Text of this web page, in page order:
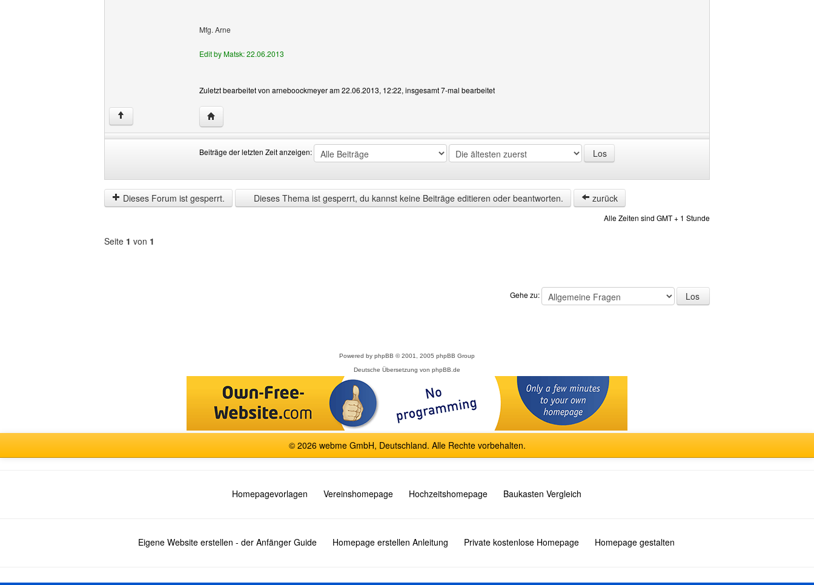
Mfg. Arne
Edit by Matsk: 22.06.2013
Zuletzt bearbeitet von arneboockmeyer am 22.06.2013, 12:22, insgesamt 7-mal bearbeitet
↑ Website dieses Benutzers besuchen: arneboockmeyer
Beiträge der letzten Zeit anzeigen:
der
letzten
Zeit
by
Dieses Forum ist gesperrt.
Dieses Thema ist gesperrt, du kannst keine Beiträge editieren oder beantworten. zurück
Alle Zeiten sind GMT + 1 Stunde
Seite 1 von 1
Gehe zu:
Powered by phpBB © 2001, 2005 phpBB Group
Deutsche Übersetzung von phpBB.de
© 2026 webme GmbH, Deutschland. Alle Rechte vorbehalten.
Homepagevorlagen Vereinshomepage Hochzeitshomepage Baukasten Vergleich
Eigene Website erstellen - der Anfänger Guide Homepage erstellen Anleitung Private kostenlose Homepage Homepage gestalten